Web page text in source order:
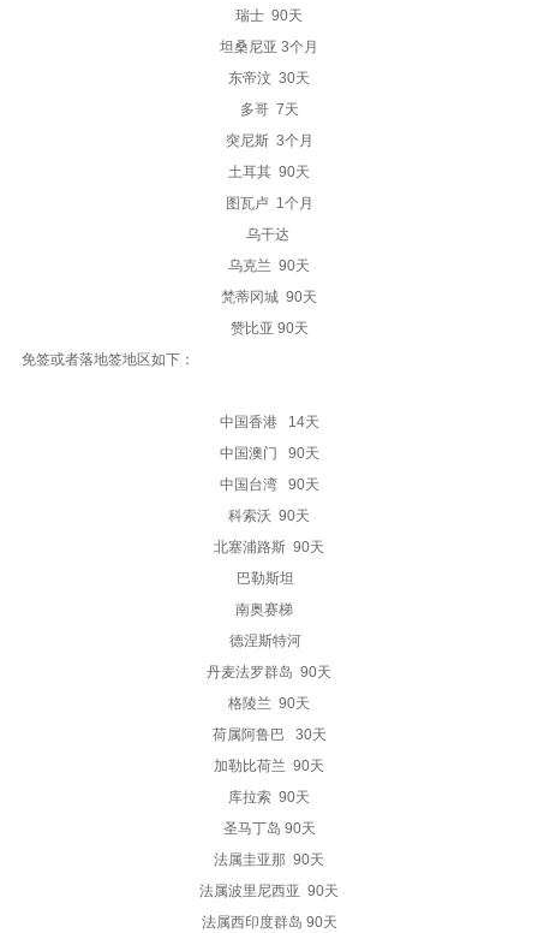
瑞士 90天
坦桑尼亚 3个月
东帝汶 30天
多哥 7天
突尼斯 3个月
土耳其 90天
图瓦卢 1个月
乌干达
乌克兰 90天
梵蒂冈城 90天
赞比亚 90天
免签或者落地签地区如下：
中国香港 14天
中国澳门 90天
中国台湾 90天
科索沃 90天
北塞浦路斯 90天
巴勒斯坦
南奥赛梯
德涅斯特河
丹麦法罗群岛 90天
格陵兰 90天
荷属阿鲁巴 30天
加勒比荷兰 90天
库拉索 90天
圣马丁岛 90天
法属圭亚那 90天
法属波里尼西亚 90天
法属西印度群岛 90天